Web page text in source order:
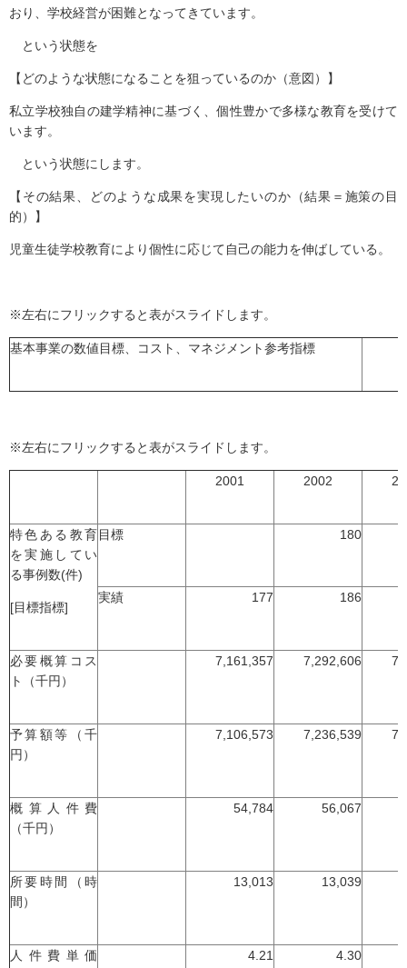
おり、学校経営が困難となってきています。
という状態を
【どのような状態になることを狙っているのか（意図）】
私立学校独自の建学精神に基づく、個性豊かで多様な教育を受けて
います。
という状態にします。
【その結果、どのような成果を実現したいのか（結果＝施策の目
的）】
児童生徒学校教育により個性に応じて自己の能力を伸ばしている。
※左右にフリックすると表がスライドします。
基本事業の数値目標、コスト、マネジメント参考指標
※左右にフリックすると表がスライドします。
2001 2002
特色ある教育
を実施してい
る事例数(件)
[目標指標]
目標 180
実績 177 186
必要概算コス
ト（千円）
7,161,357 7,292,606
予算額等（千
円）
7,106,573 7,236,539
概算人件費
（千円）
54,784 56,067
所要時間（時
間）
13,013 13,039
人件費単価 4.21 4.30